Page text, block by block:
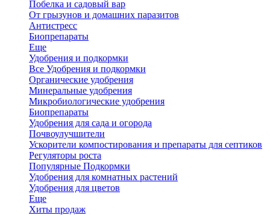
Побелка и садовый вар
От грызунов и домашних паразитов
Антистресс
Биопрепараты
Еще
Удобрения и подкормки
Все Удобрения и подкормки
Органические удобрения
Минеральные удобрения
Микробиологические удобрения
Биопрепараты
Удобрения для сада и огорода
Почвоулучшители
Ускорители компостирования и препараты для септиков
Регуляторы роста
Популярные Подкормки
Удобрения для комнатных растений
Удобрения для цветов
Еще
Хиты продаж